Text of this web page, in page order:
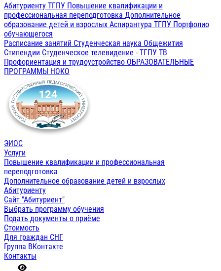
Абитуриенту ТГПУ Повышение квалификации и
профессиональная переподготовка Дополнительное
образование детей и взрослых Аспирантура ТГПУ Портфолио
обучающегося
Расписание занятий Студенческая наука Общежития
Стипендии Студенческое телевидение - ТГПУ ТВ
Профориентация и трудоустройство ОБРАЗОВАТЕЛЬНЫЕ
ПРОГРАММЫ НОКО
ЭИОС
Услуги
Повышение квалификации и профессиональная
переподготовка
Дополнительное образование детей и взрослых
Абитуриенту
Сайт "Абитуриент"
Выбрать программу обучения
Подать документы о приёме
Стоимость
Для граждан СНГ
Группа ВКонтакте
Контакты